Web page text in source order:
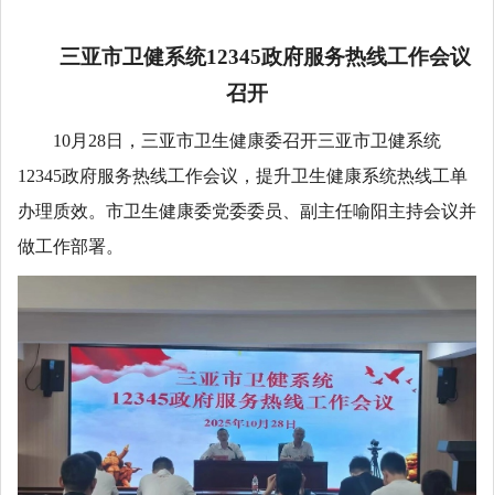
三亚市卫健系统12345政府服务热线工作会议
召开
10月28日，三亚市卫生健康委召开三亚市卫健系统
12345政府服务热线工作会议，提升卫生健康系统热线工单
办理质效。市卫生健康委党委委员、副主任喻阳主持会议并
做工作部署。